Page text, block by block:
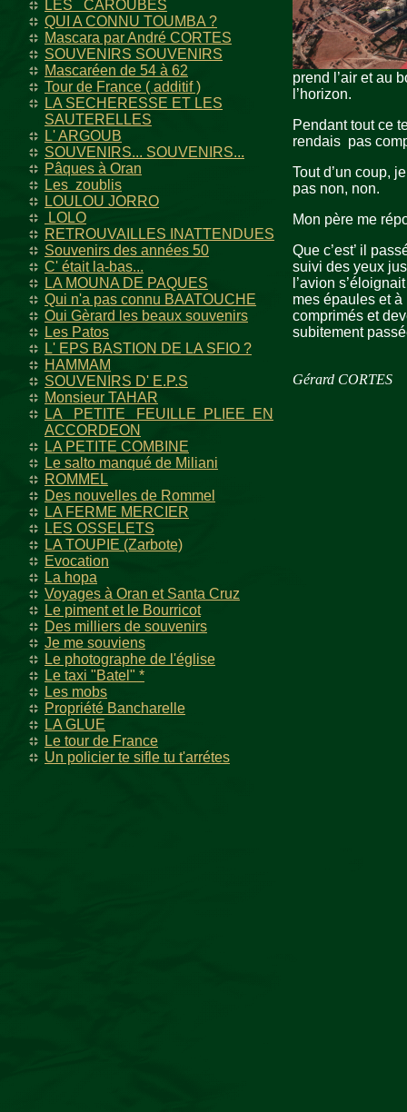
LES CAROUBES
QUI A CONNU TOUMBA ?
Mascara par André CORTES
SOUVENIRS SOUVENIRS
Mascaréen de 54 à 62
Tour de France ( additif )
LA SECHERESSE ET LES
SAUTERELLES
L' ARGOUB
SOUVENIRS... SOUVENIRS...
Pâques à Oran
Les zoublis
LOULOU JORRO
LOLO
RETROUVAILLES INATTENDUES
Souvenirs des années 50
C' était la-bas...
LA MOUNA DE PAQUES
Qui n'a pas connu BAATOUCHE
Oui Gèrard les beaux souvenirs
Les Patos
L' EPS BASTION DE LA SFIO ?
HAMMAM
SOUVENIRS D' E.P.S
Monsieur TAHAR
LA PETITE FEUILLE PLIEE EN
ACCORDEON
LA PETITE COMBINE
Le salto manqué de Miliani
ROMMEL
Des nouvelles de Rommel
LA FERME MERCIER
LES OSSELETS
LA TOUPIE (Zarbote)
Evocation
La hopa
Voyages à Oran et Santa Cruz
Le piment et le Bourricot
Des milliers de souvenirs
Je me souviens
Le photographe de l'église
Le taxi "Batel" *
Les mobs
Propriété Bancharelle
LA GLUE
Le tour de France
Un policier te sifle tu t'arrétes
prend l’air et au
l’horizon.
Pendant tout ce
rendais pas
Tout d’un coup,
pas non, non.
Mon père me
Que c’est’ il
suivi des yeux
l’avion
mes épaules et
comprimés et
subitement
Gérard CORTES